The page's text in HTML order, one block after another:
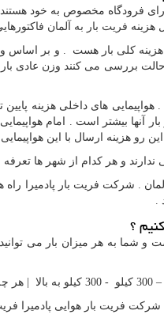
فرودگاه مخصوص به خود
هزینه فریت بار به آلمان
هزینه کلی بار هست . و بر اساس
حالت بررسی می کنند وزن عادی
های داخلی هزینه
آنها بیشتر است . امام
رو هزینه ارسال با این
و هر کدام از شهر ها تعرفه
. شرکت فریت بار پادمیرا راه
؟
و شما به هر میزان بار می
شرکت فریت بار هوایی پادمیرا